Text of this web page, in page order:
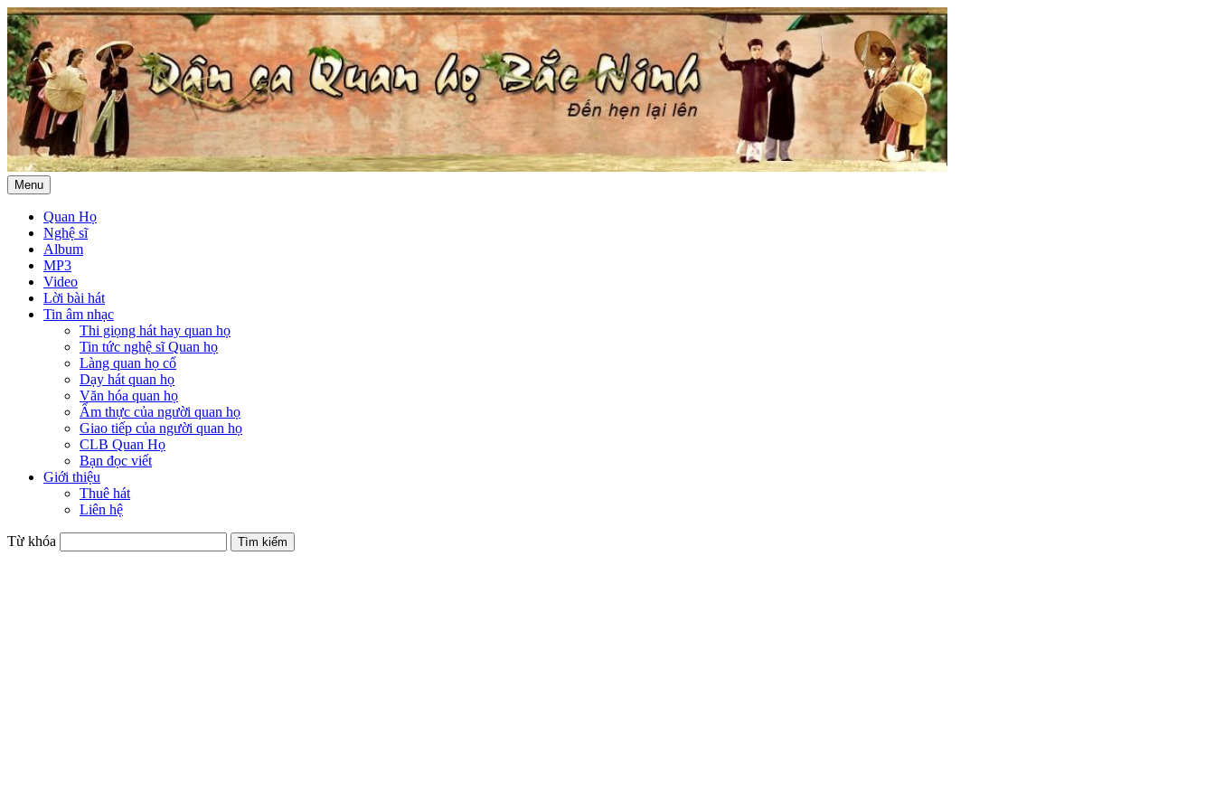
Menu
Quan Họ
Nghệ sĩ
Album
MP3
Video
Lời bài hát
Tin âm nhạc
Thi giọng hát hay quan họ
Tin tức nghệ sĩ Quan họ
Làng quan họ cổ
Dạy hát quan họ
Văn hóa quan họ
Ẩm thực của người quan họ
Giao tiếp của người quan họ
CLB Quan Họ
Bạn đọc viết
Giới thiệu
Thuê hát
Liên hệ
Từ khóa